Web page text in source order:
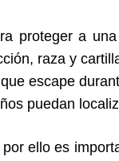
proteger a
raza y
escape
puedan
ello es